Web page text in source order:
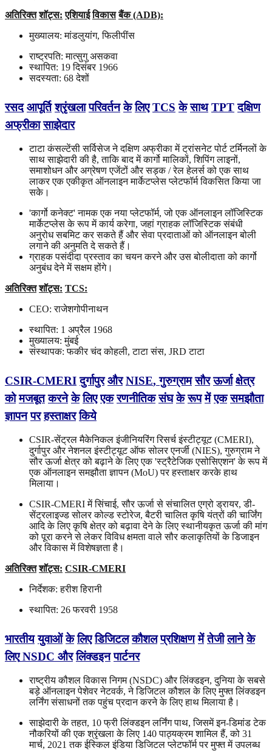
अतिरिक्त शॉट्स: एशियाई विकास बैंक (ADB):
मुख्यालय: मांडलुयांग, फिलीपींस
राष्ट्रपति: मात्सुगु असकवा
स्थापित: 19 दिसंबर 1966
सदस्यता: 68 देशों
रसद आपूर्ति श्रृंखला परिवर्तन के लिए TCS के साथ TPT दक्षिण
अफ्रीका साझेदार
टाटा कंसल्टेंसी सर्विसेज ने दक्षिण अफ्रीका में ट्रांसनेट पोर्ट टर्मिनलों के
साथ साझेदारी की है, ताकि बाद में कार्गो मालिकों, शिपिंग लाइनों,
समाशोधन और अग्रेषण एजेंटों और सड़क / रेल हेलर्स को एक साथ
लाकर एक एकीकृत ऑनलाइन मार्केटप्लेस प्लेटफॉर्म विकसित किया जा
सके।
'कार्गो कनेक्ट' नामक एक नया प्लेटफॉर्म, जो एक ऑनलाइन लॉजिस्टिक
मार्केटप्लेस के रूप में कार्य करेगा, जहां ग्राहक लॉजिस्टिक संबंधी
अनुरोध सबमिट कर सकते हैं और सेवा प्रदाताओं को ऑनलाइन बोली
लगाने की अनुमति दे सकते हैं।
ग्राहक पसंदीदा प्रस्ताव का चयन करने और उस बोलीदाता को कार्गो
अनुबंध देने में सक्षम होंगे।
अतिरिक्त शॉट्स: TCS:
CEO: राजेशगोपीनाथन
स्थापित: 1 अप्रैल 1968
मुख्यालय: मुंबई
संस्थापक: फकीर चंद कोहली, टाटा संस, JRD टाटा
CSIR-CMERI दुर्गापुर और NISE,गुरुग्राम सौर ऊर्जा क्षेत्र
को मजबूत करने के लिए एक रणनीतिक संघ के रूप में एक समझौता
ज्ञापन पर हस्ताक्षर किये
CSIR-सेंट्रल मैकेनिकल इंजीनियरिंग रिसर्च इंस्टीट्यूट (CMERI),
दुर्गापुर और नेशनल इंस्टीट्यूट ऑफ सोलर एनर्जी (NIES), गुरुग्राम ने
सौर ऊर्जा क्षेत्र को बढ़ाने के लिए एक 'स्ट्रैटेजिक एसोसिएशन' के रूप में
एक ऑनलाइन समझौता ज्ञापन (MoU) पर हस्ताक्षर करके हाथ
मिलाया।
CSIR-CMERI में सिंचाई, सौर ऊर्जा से संचालित एग्रो ड्रायर, डी-
सेंट्रलाइज्ड सोलर कोल्ड स्टोरेज, बैटरी चालित कृषि यंत्रों की चार्जिंग
आदि के लिए कृषि क्षेत्र को बढ़ावा देने के लिए स्थानीयकृत ऊर्जा की मांग
को पूरा करने से लेकर विविध क्षमता वाले सौर कलाकृतियों के डिजाइन
और विकास में विशेषज्ञता है।
अतिरिक्त शॉट्स: CSIR-CMERI
निर्देशक: हरीश हिरानी
स्थापित: 26 फरवरी 1958
भारतीय युवाओं के लिए डिजिटल कौशल प्रशिक्षण में तेजी लाने के
लिएNSDC और लिंक्डइन पार्टनर
राष्ट्रीय कौशल विकास निगम (NSDC) और लिंक्डइन, दुनिया के सबसे
बड़े ऑनलाइन पेशेवर नेटवर्क, ने डिजिटल कौशल के लिए मुफ्त लिंक्डइन
लर्निंग संसाधनों तक पहुंच प्रदान करने के लिए हाथ मिलाया है।
साझेदारी के तहत, 10 फ्री लिंक्डइन लर्निंग पाथ, जिसमें इन-डिमांड टेक
नौकरियों की एक श्रृंखला के लिए 140 पाठ्यक्रम शामिल हैं, को 31
मार्च, 2021 तक ईस्किल इंडिया डिजिटल प्लेटफॉर्म पर मुफ्त में उपलब्ध